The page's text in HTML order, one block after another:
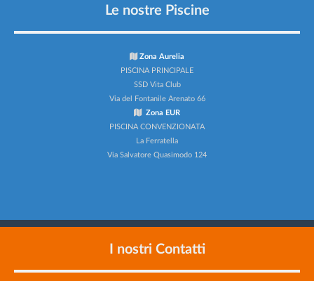
Le nostre Piscine
Zona Aurelia
PISCINA PRINCIPALE
SSD Vita Club
Via del Fontanile Arenato 66
Zona EUR
PISCINA CONVENZIONATA
La Ferratella
Via Salvatore Quasimodo 124
I nostri Contatti